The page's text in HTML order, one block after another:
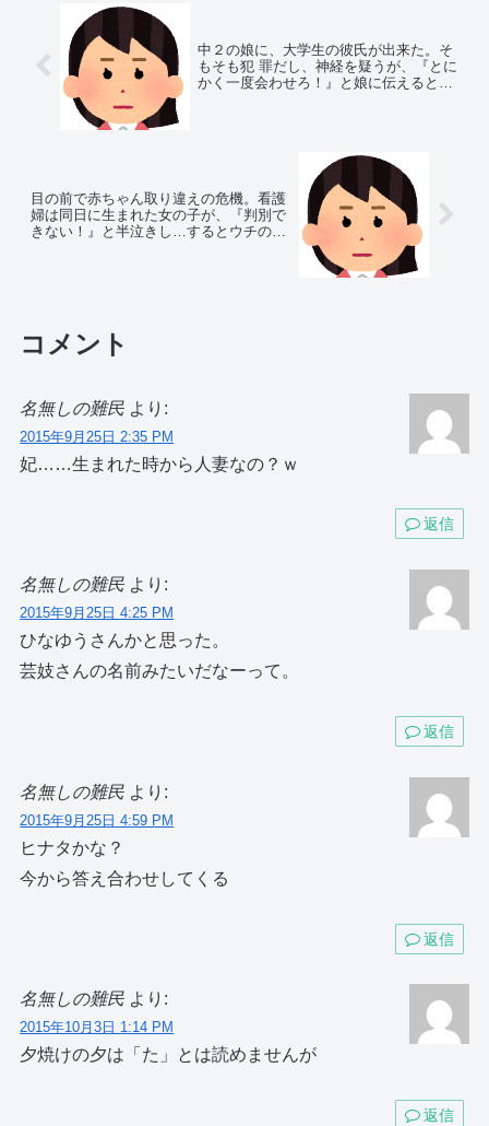
中２の娘に、大学生の彼氏が出来た。そ
もそも犯 罪だし、神経を疑うが、『とに
かく一度会わせろ！』と娘に伝えると…
目の前で赤ちゃん取り違えの危機。看護
婦は同日に生まれた女の子が、『判別で
きない！』と半泣きし…するとウチの母
コメント
名無しの難民 より:
2015年9月25日 2:35 PM
妃……生まれた時から人妻なの？ｗ
返信
名無しの難民 より:
2015年9月25日 4:25 PM
ひなゆうさんかと思った。
芸妓さんの名前みたいだなーって。
返信
名無しの難民 より:
2015年9月25日 4:59 PM
ヒナタかな？
今から答え合わせしてくる
返信
名無しの難民 より:
2015年10月3日 1:14 PM
夕焼けの夕は「た」とは読めませんが
返信